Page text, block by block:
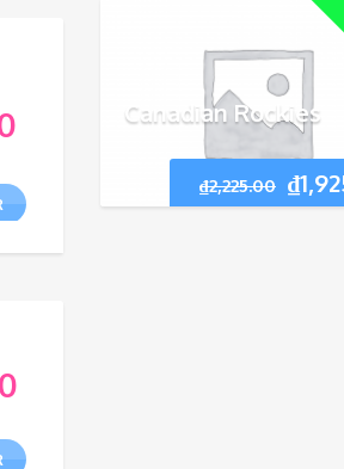
₫2,225.00 ₫
Canadian Rockies